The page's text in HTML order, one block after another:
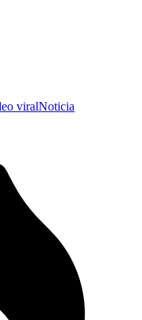
viralNoticia